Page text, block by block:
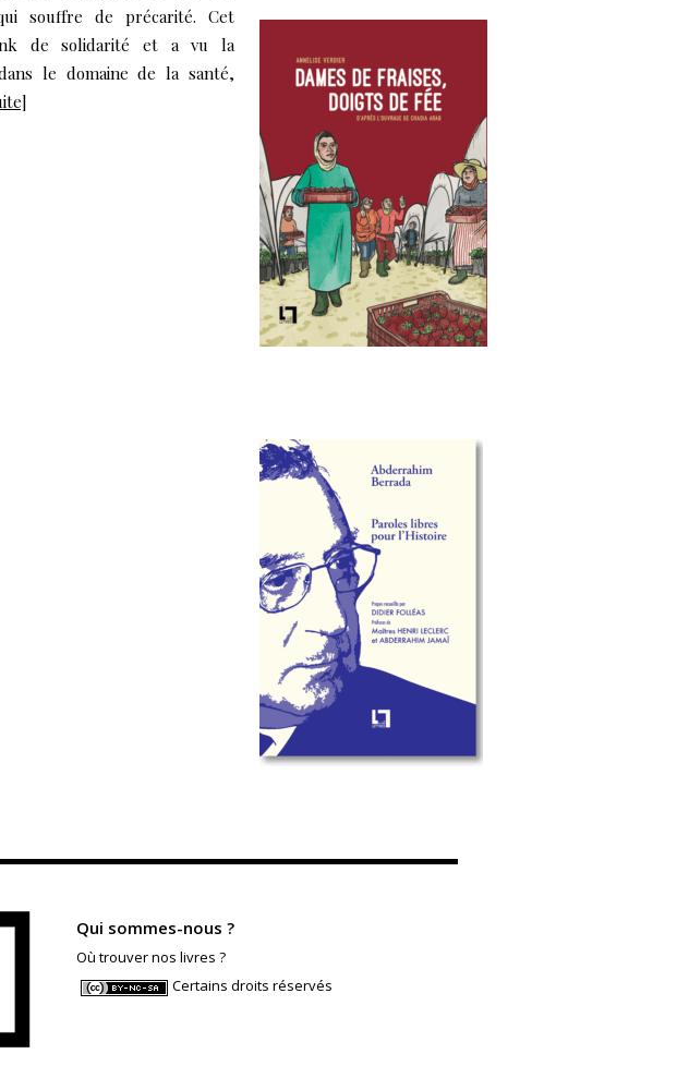
souffre de précarité. Cet
de solidarité et a vu la
le domaine de la santé,
Qui sommes-nous ?
Où trouver nos livres ?
Certains droits réservés